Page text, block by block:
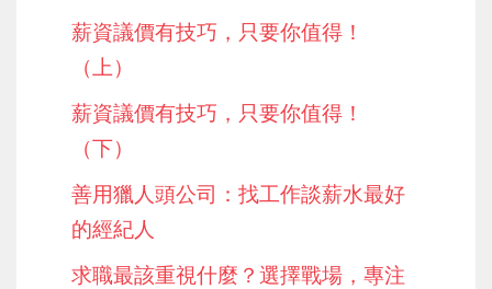
薪資議價有技巧，只要你值得！
（上）
薪資議價有技巧，只要你值得！
（下）
善用獵人頭公司：找工作談薪水最好
的經紀人
求職最該重視什麼？選擇戰場，專注